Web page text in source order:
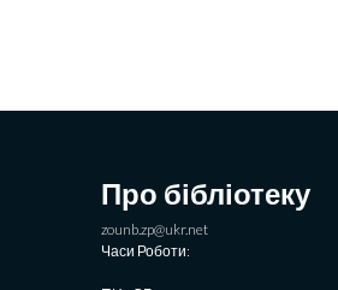
Про бібліотеку
zounb.zp@ukr.net
Часи Роботи: